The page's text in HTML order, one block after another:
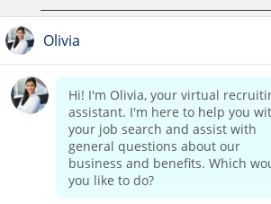
Copyright informatie
Contact opnemen
Startpagina van het bedrijf